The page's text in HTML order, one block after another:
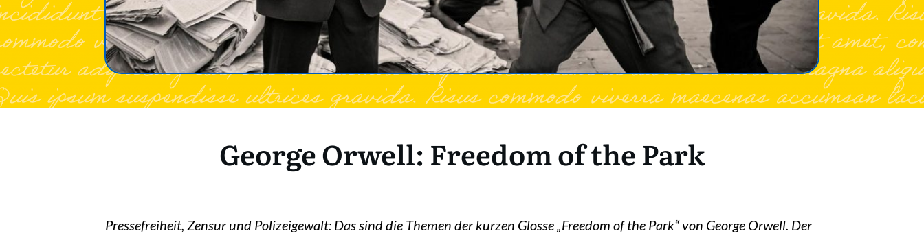
George Orwell: Freedom of the Park
Pressefreiheit, Zensur und Polizeigewalt: Das sind die Themen der kurzen Glosse „Freedom of the Park“ von George Orwell. Der